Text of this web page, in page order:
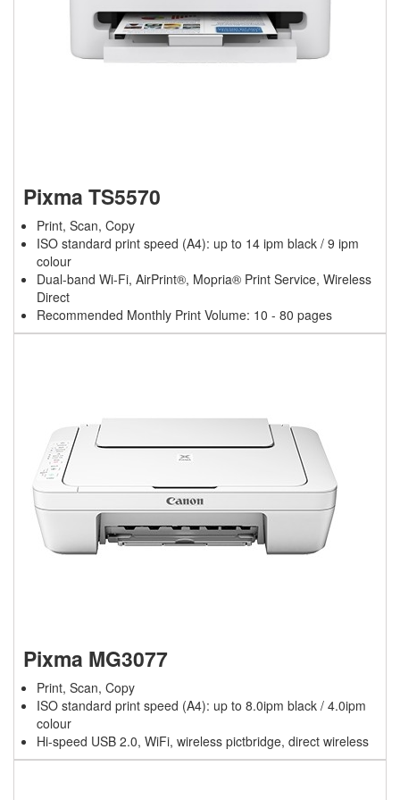
Pixma TS5570
Print, Scan, Copy
ISO standard print speed (A4): up to 14 ipm black / 9 ipm
colour
Dual-band Wi-Fi, AirPrint®, Mopria® Print Service, Wireless
Direct
Recommended Monthly Print Volume: 10 - 80 pages
Pixma MG3077
Print, Scan, Copy
ISO standard print speed (A4): up to 8.0ipm black / 4.0ipm
colour
Hi-speed USB 2.0, WiFi, wireless pictbridge, direct wireless